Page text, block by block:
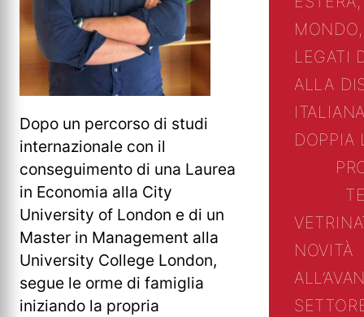
Dopo un percorso di studi
internazionale con il
conseguimento di una Laurea
in Economia alla City
University of London e di un
Master in Management alla
University College London,
segue le orme di famiglia
iniziando la propria
LEGATI
ALLA
DOPPIA
VETRINA
NOVITÀ